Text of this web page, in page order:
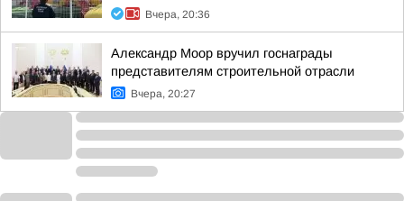
Вчера, 20:36
Александр Моор вручил госнаграды
представителям строительной отрасли
Вчера, 20:27